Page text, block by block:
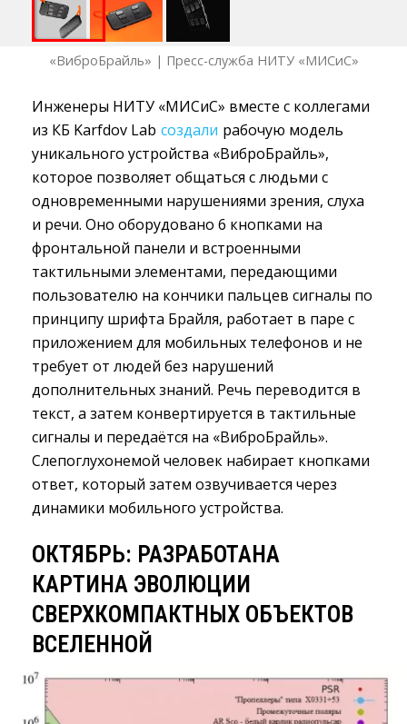
«ВиброБрайль» | Пресс-служба НИТУ «МИСиС»
Инженеры НИТУ «МИСиС» вместе с коллегами
из КБ Karfdov Lab создали рабочую модель
уникального устройства «ВиброБрайль»,
которое позволяет общаться с людьми с
одновременными нарушениями зрения, слуха
и речи. Оно оборудовано 6 кнопками на
фронтальной панели и встроенными
тактильными элементами, передающими
пользователю на кончики пальцев сигналы по
принципу шрифта Брайля, работает в паре с
приложением для мобильных телефонов и не
требует от людей без нарушений
дополнительных знаний. Речь переводится в
текст, а затем конвертируется в тактильные
сигналы и передаётся на «ВиброБрайль».
Слепоглухонемой человек набирает кнопками
ответ, который затем озвучивается через
динамики мобильного устройства.
ОКТЯБРЬ: РАЗРАБОТАНА
КАРТИНА ЭВОЛЮЦИИ
СВЕРХКОМПАКТНЫХ ОБЪЕКТОВ
ВСЕЛЕННОЙ